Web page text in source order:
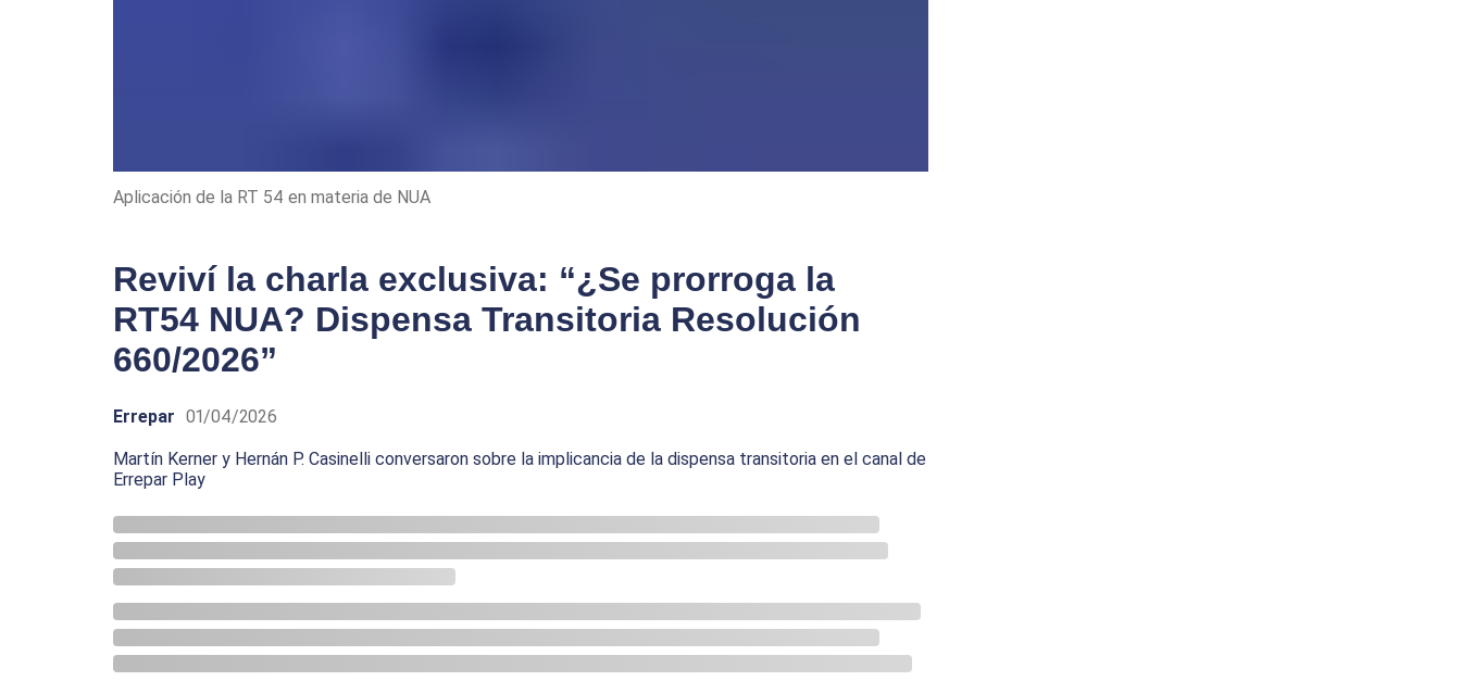
Aplicación de la RT 54 en materia de NUA
Reviví la charla exclusiva: “¿Se prorroga la
RT54 NUA? Dispensa Transitoria Resolución
660/2026”
Errepar 01/04/2026
Martín Kerner y Hernán P. Casinelli conversaron sobre la implicancia de la dispensa transitoria en el canal de
Errepar Play